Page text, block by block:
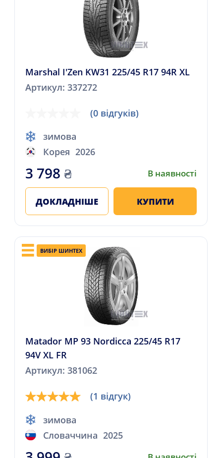
Marshal I'Zen KW31 225/45 R17 94R XL
Артикул: 337272
(0 відгуків)
зимова
Корея 2026
3 798 ₴ В наявності
ДОКЛАДНІШЕ КУПИТИ
ВИБІР ШИНТЕХ
Matador MP 93 Nordicca 225/45 R17
94V XL FR
Артикул: 381062
(1 відгук)
зимова
Словаччина 2025